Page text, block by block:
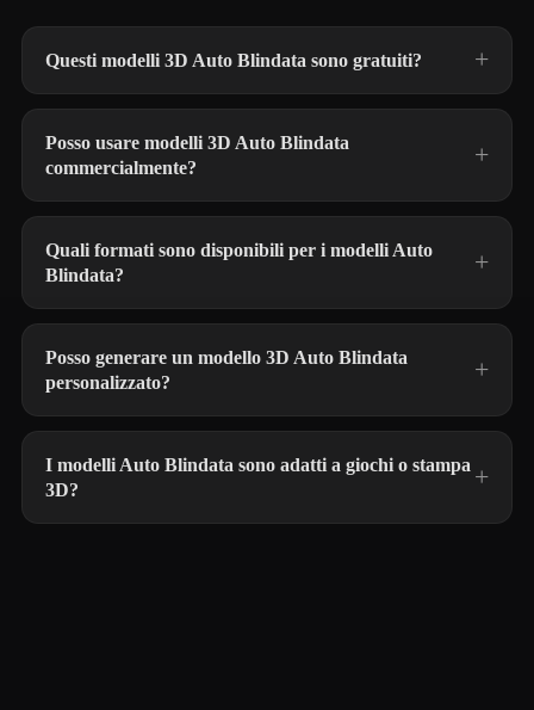
Questi modelli 3D Auto Blindata sono gratuiti?
Posso usare modelli 3D Auto Blindata
commercialmente?
Quali formati sono disponibili per i modelli Auto
Blindata?
Posso generare un modello 3D Auto Blindata
personalizzato?
I modelli Auto Blindata sono adatti a giochi o stampa
3D?